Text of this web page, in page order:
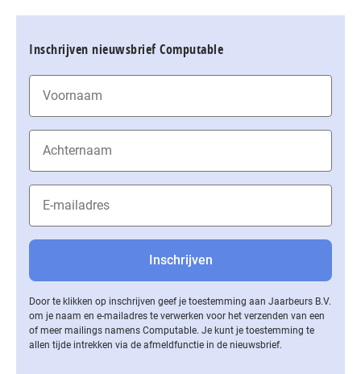
Inschrijven nieuwsbrief Computable
Door te klikken op inschrijven geef je toestemming aan Jaarbeurs B.V.
om je naam en e-mailadres te verwerken voor het verzenden van een
of meer mailings namens Computable. Je kunt je toestemming te
allen tijde intrekken via de af­meld­func­tie in de nieuwsbrief.